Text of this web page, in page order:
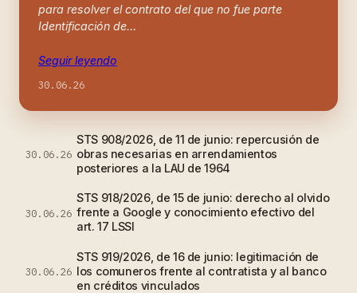
para resolver el contrato del que no fue parte
Identificación de…
Seguir leyendo
30.06.26
30.06.26
STS 908/2026, de 11 de junio: repercusión de
obras necesarias en arrendamientos
posteriores a la LAU de 1964
30.06.26
STS 918/2026, de 15 de junio: derecho al olvido
frente a Google y conocimiento efectivo del
art. 17 LSSI
30.06.26
STS 919/2026, de 16 de junio: legitimación de
los comuneros frente al contratista y al banco
en créditos vinculados